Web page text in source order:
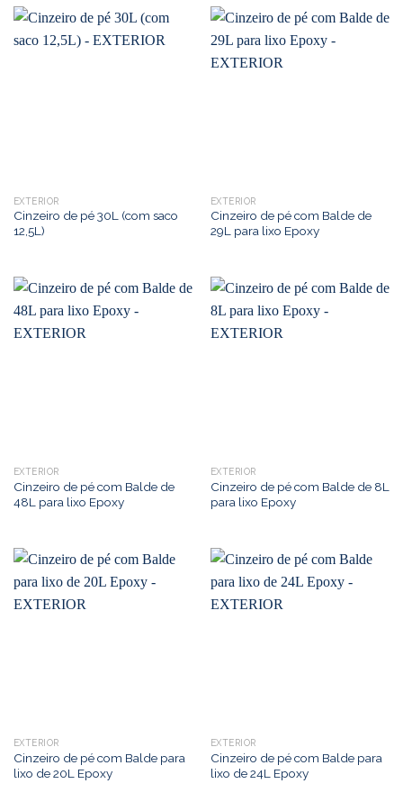
EXTERIOR
Cinzeiro de pé 30L (com saco
12,5L)
EXTERIOR
Cinzeiro de pé com Balde de
29L para lixo Epoxy
EXTERIOR
Cinzeiro de pé com Balde de
48L para lixo Epoxy
EXTERIOR
Cinzeiro de pé com Balde de 8L
para lixo Epoxy
EXTERIOR
Cinzeiro de pé com Balde para
lixo de 20L Epoxy
EXTERIOR
Cinzeiro de pé com Balde para
lixo de 24L Epoxy